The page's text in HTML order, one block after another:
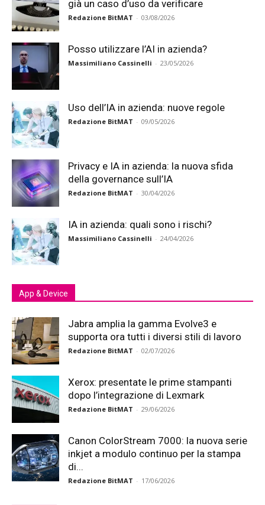
già un caso d’uso da verificare
Redazione BitMAT - 03/08/2026
Posso utilizzare l’AI in azienda?
Massimiliano Cassinelli - 23/05/2026
Uso dell’IA in azienda: nuove regole
Redazione BitMAT - 09/05/2026
Privacy e IA in azienda: la nuova sfida
della governance sull’IA
Redazione BitMAT - 30/04/2026
IA in azienda: quali sono i rischi?
Massimiliano Cassinelli - 24/04/2026
App & Device
Jabra amplia la gamma Evolve3 e
supporta ora tutti i diversi stili di lavoro
Redazione BitMAT - 02/07/2026
Xerox: presentate le prime stampanti
dopo l’integrazione di Lexmark
Redazione BitMAT - 29/06/2026
Canon ColorStream 7000: la nuova serie
inkjet a modulo continuo per la stampa
di...
Redazione BitMAT - 17/06/2026